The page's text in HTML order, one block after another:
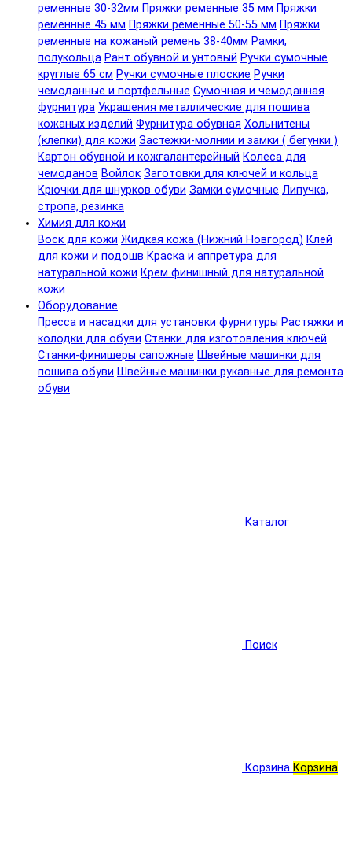
ременные 30-32мм Пряжки ременные 35 мм Пряжки
ременные 45 мм Пряжки ременные 50-55 мм Пряжки
ременные на кожаный ремень 38-40мм Рамки,
полукольца Рант обувной и унтовый Ручки сумочные
круглые 65 см Ручки сумочные плоские Ручки
чемоданные и портфельные Сумочная и чемоданная
фурнитура Украшения металлические для пошива
кожаных изделий Фурнитура обувная Хольнитены
(клепки) для кожи Застежки-молнии и замки ( бегунки )
Картон обувной и кожгалантерейный Колеса для
чемоданов Войлок Заготовки для ключей и кольца
Крючки для шнурков обуви Замки сумочные Липучка,
стропа, резинка
Химия для кожи
Воск для кожи Жидкая кожа (Нижний Новгород) Клей
для кожи и подошв Краска и аппретура для
натуральной кожи Крем финишный для натуральной
кожи
Оборудование
Пресса и насадки для установки фурнитуры Растяжки и
колодки для обуви Станки для изготовления ключей
Станки-финишеры сапожные Швейные машинки для
пошива обуви Швейные машинки рукавные для ремонта
обуви
Каталог
Поиск
Корзина Корзина